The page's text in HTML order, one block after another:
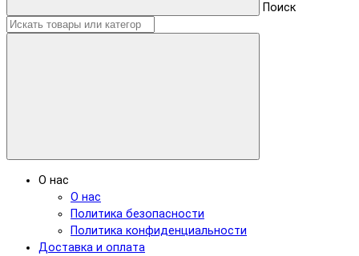
Поиск
О нас
О нас
Политика безопасности
Политика конфиденциальности
Доставка и оплата